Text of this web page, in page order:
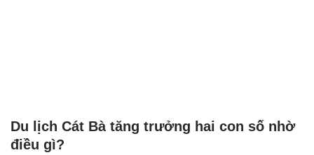
Du lịch Cát Bà tăng trưởng hai con số nhờ
điều gì?